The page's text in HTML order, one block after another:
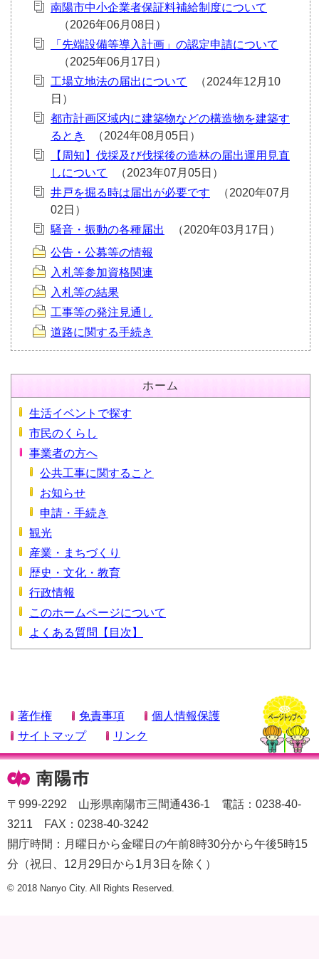
南陽市中小企業者保証料補給制度について
「先端設備等導入計画」の認定申請について
工場立地法の届出について
都市計画区域内に建築物などの構造物を建築す
るとき
【周知】伐採及び伐採後の造林の届出運用見直
しについて
井戸を掘る時は届出が必要です
騒音・振動の各種届出
公告・公募等の情報
入札等参加資格関連
入札等の結果
工事等の発注見通し
道路に関する手続き
ホーム
生活イベントで探す
市民のくらし
事業者の方へ
公共工事に関すること
お知らせ
申請・手続き
観光
産業・まちづくり
歴史・文化・教育
行政情報
このホームページについて
よくある質問【目次】
著作権 免責事項
個人情報保護
サイトマップ
リンク
〒999-2292 山形県南陽市三間通436-1 電話：0238-40-
3211 FAX：0238-40-3242
開庁時間：月曜日から金曜日の午前8時30分から午後5時15
分（祝日、12月29日から1月3日を除く）
© 2018 Nanyo City. All Rights Reserved.